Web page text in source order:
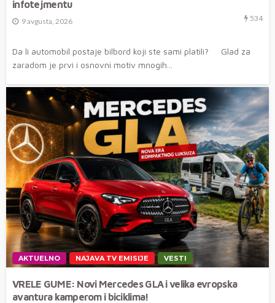
infotejmentu
9 avgusta, 2026 534
Da li automobil postaje bilbord koji ste sami platili? Glad za
zaradom je prvi i osnovni motiv mnogih...
AKTUELNO NAJAVA TV EMISIJE VESTI
VRELE GUME: Novi Mercedes GLA i velika evropska
avantura kamperom i biciklima!